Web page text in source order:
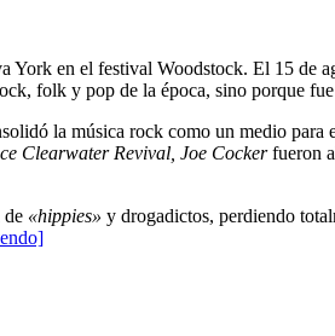
en el festival Woodstock. El 15 de
folk y pop de la época, sino porque
la música rock como un medio
Clearwater Revival, Joe Cockerfueron
de «hippies» y drogadictos, perdiendo